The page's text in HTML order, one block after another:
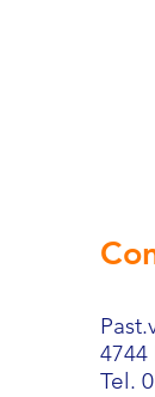
4744
Tel.